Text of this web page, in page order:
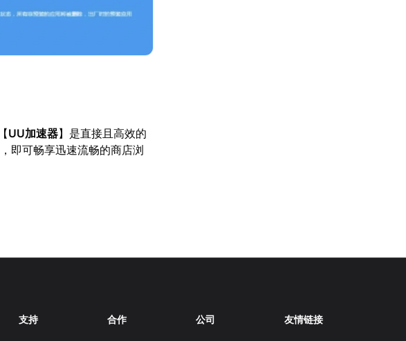
UU加速器】是直接且高效的
即可畅享迅速流畅的商店浏
支持 合作 公司 友情链接